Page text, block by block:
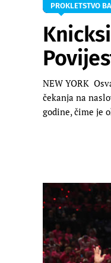
PROKLETSTVO
NEW YORK
čekanja na
godine, čime je